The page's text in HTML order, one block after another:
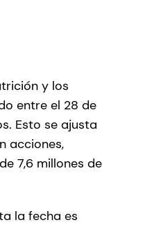
y los
entre el 28 de
Esto se ajusta
acciones,
7,6 millones de
la fecha es